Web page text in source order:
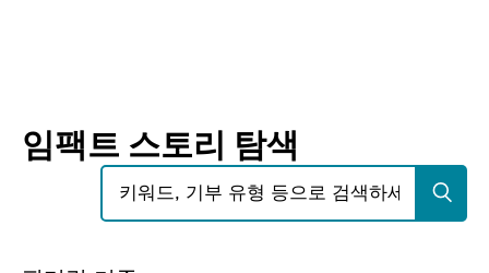
임팩트 스토리 탐색
검색: